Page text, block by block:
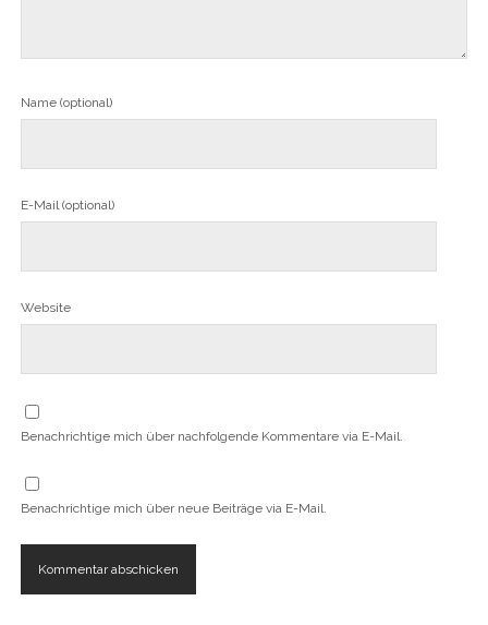
Name (optional)
E-Mail (optional)
Website
Benachrichtige mich über nachfolgende Kommentare via E-Mail.
Benachrichtige mich über neue Beiträge via E-Mail.